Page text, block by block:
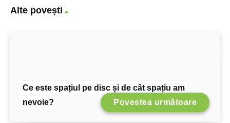
Alte povești
Ce este spațiul pe disc și de cât spațiu am
nevoie?
Povestea următoare